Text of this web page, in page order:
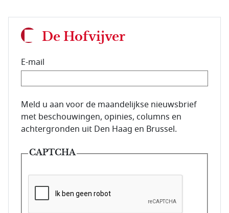
De Hofvijver
E-mail
E-mailadres van de abonnee.
Meld u aan voor de maandelijkse nieuwsbrief
met beschouwingen, opinies, columns en
achtergronden uit Den Haag en Brussel.
CAPTCHA